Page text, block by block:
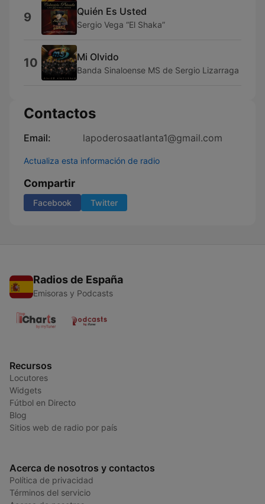
9 Quién Es Usted
Sergio Vega “El Shaka”
10 Mi Olvido
Banda Sinaloense MS de Sergio Lizarraga
Contactos
Email: lapoderosaatlanta1@gmail.com
Actualiza esta información de radio
Compartir
Facebook Twitter
Radios de España
Emisoras y Podcasts
Recursos
Locutores
Widgets
Fútbol en Directo
Blog
Sitios web de radio por país
Acerca de nosotros y contactos
Política de privacidad
Términos del servicio